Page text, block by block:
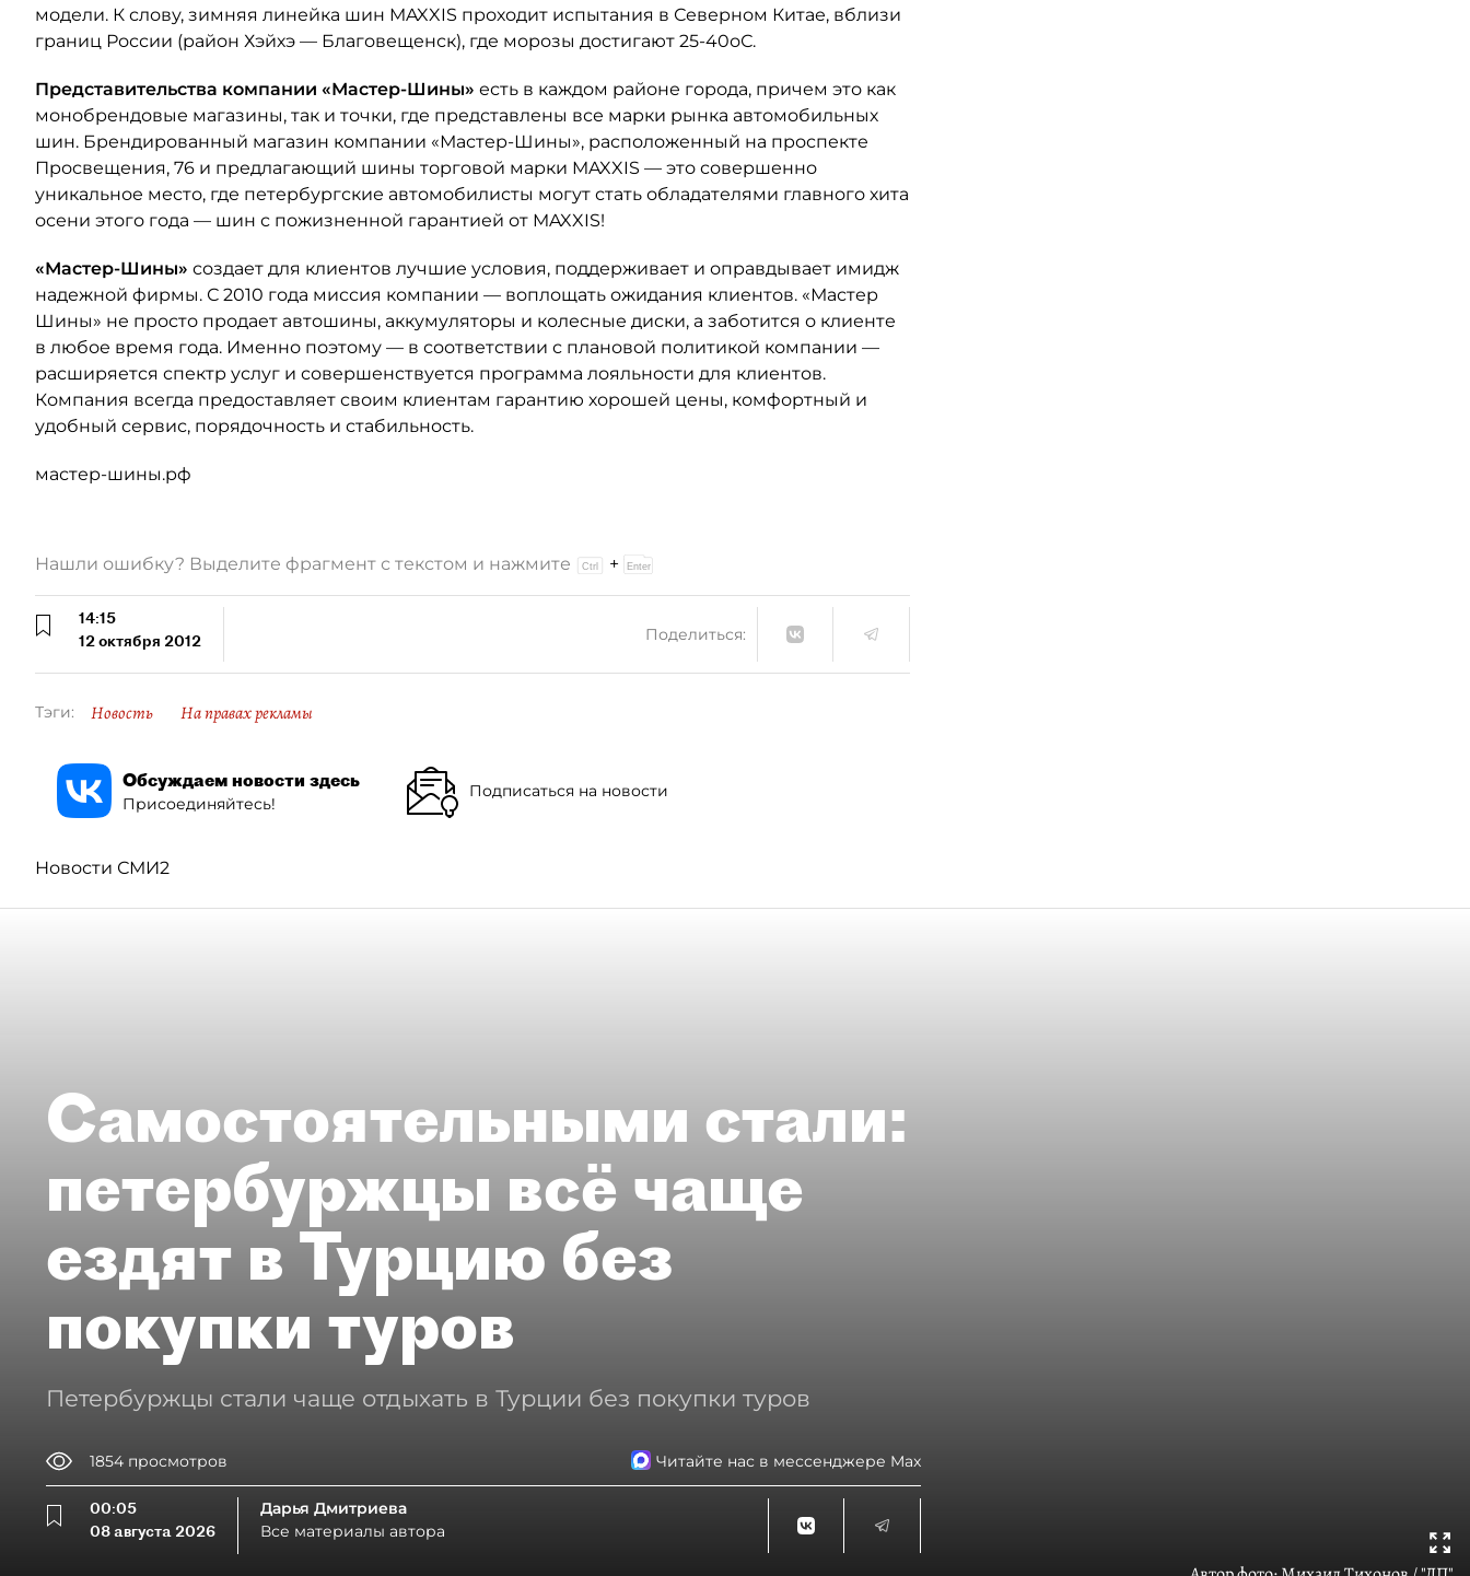
модели. К слову, зимняя линейка шин MAXXIS проходит испытания в Северном Китае, вблизи
границ России (район Хэйхэ — Благовещенск), где морозы достигают 25-40оС.
Представительства компании «Мастер-Шины» есть в каждом районе города, причем это как
монобрендовые магазины, так и точки, где представлены все марки рынка автомобильных
шин. Брендированный магазин компании «Мастер-Шины», расположенный на проспекте
Просвещения, 76 и предлагающий шины торговой марки MAXXIS — это совершенно
уникальное место, где петербургские автомобилисты могут стать обладателями главного хита
осени этого года — шин с пожизненной гарантией от MAXXIS!
«Мастер-Шины» создает для клиентов лучшие условия, поддерживает и оправдывает имидж
надежной фирмы. С 2010 года миссия компании — воплощать ожидания клиентов. «Мастер
Шины» не просто продает автошины, аккумуляторы и колесные диски, а заботится о клиенте
в любое время года. Именно поэтому — в соответствии с плановой политикой компании —
расширяется спектр услуг и совершенствуется программа лояльности для клиентов.
Компания всегда предоставляет своим клиентам гарантию хорошей цены, комфортный и
удобный сервис, порядочность и стабильность.
мастер-шины.рф
Нашли ошибку? Выделите фрагмент с текстом и нажмите +
14:15
12 октября 2012
Поделиться:
Тэги: Новость На правах рекламы
Обсуждаем новости здесь
Присоединяйтесь!
Подписаться на новости
Новости СМИ2
Самостоятельными стали:
петербуржцы всё чаще
ездят в Турцию без
покупки туров
Петербуржцы стали чаще отдыхать в Турции без покупки туров
1854 просмотров Читайте нас в мессенджере Max
00:05
08 августа 2026
Дарья Дмитриева
Все материалы автора